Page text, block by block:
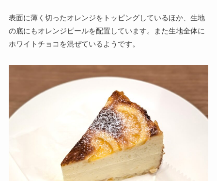
表面に薄く切ったオレンジをトッピングしているほか、生地
の底にもオレンジピールを配置しています。また生地全体に
ホワイトチョコを混ぜているようです。